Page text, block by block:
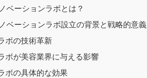
ベーションラボとは？
ベーションラボ設立の背景と戦略的意義
ボの技術革新
ボが美容業界に与える影響
ボの具体的な効果